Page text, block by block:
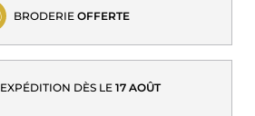
BRODERIE OFFERTE
EXPÉDITION DÈS LE 17 AOÛT